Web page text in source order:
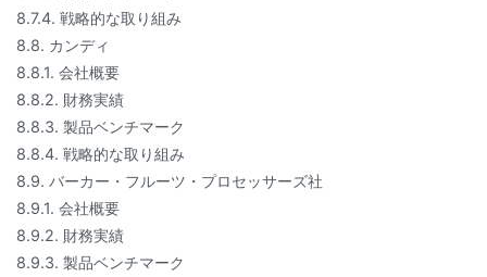
8.7.4. 戦略的な取り組み
8.8. カンディ
8.8.1. 会社概要
8.8.2. 財務実績
8.8.3. 製品ベンチマーク
8.8.4. 戦略的な取り組み
8.9. バーカー・フルーツ・プロセッサーズ社
8.9.1. 会社概要
8.9.2. 財務実績
8.9.3. 製品ベンチマーク